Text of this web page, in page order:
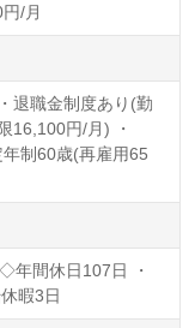
/月
退職金制度あり(勤
16,100円/月) ・
制60歳(再雇用65
年間休日107日 ・
暇3日